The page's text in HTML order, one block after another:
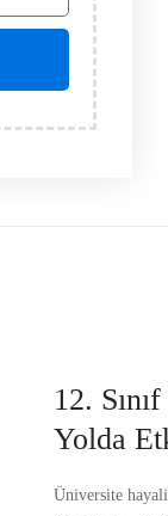
12.
Yolda
Üniversite